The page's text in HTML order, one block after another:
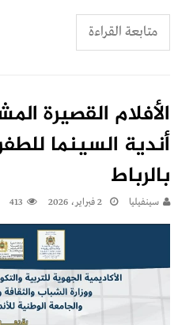
متابعة القراءة
الأفلام القصيرة
أندية السينما
بالرباط
سينفيليا 2 فبراير، 2026 413